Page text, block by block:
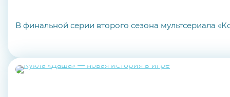
В финальной серии второго сезона мультсериала